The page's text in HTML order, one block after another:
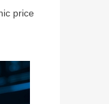
price